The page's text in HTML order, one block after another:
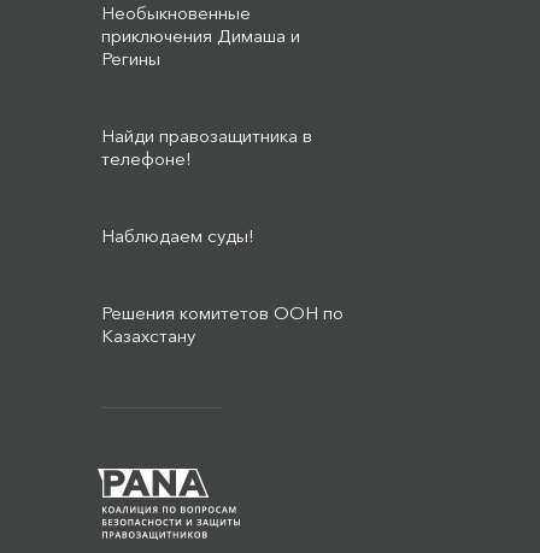
Необыкновенные
приключения Димаша и
Регины
Найди правозащитника в
телефоне!
Наблюдаем суды!
Решения комитетов ООН по
Казахстану